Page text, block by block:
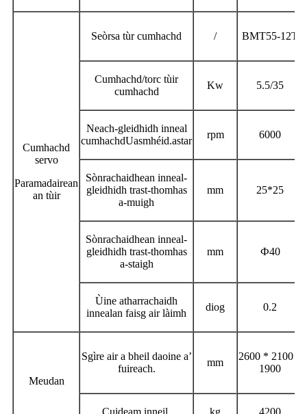
Cumhachd
servo
Paramadairean
an tùir
Seòrsa tùr cumhachd / BMT55-12T
Cumhachd/torc tùir
cumhachd
Kw 5.5/35
Neach-gleidhidh inneal
cumhachdUasmhéid.astar
rpm 6000
Sònrachaidhean inneal-
gleidhidh trast-thomhas
a-muigh
mm 25*25
Sònrachaidhean inneal-
gleidhidh trast-thomhas
a-staigh
mm Ф40
Ùine atharrachaidh
innealan faisg air làimh
diog 0.2
Meudan
Sgìre air a bheil daoine a’
fuireach.
mm
2600 * 2100 *
1900